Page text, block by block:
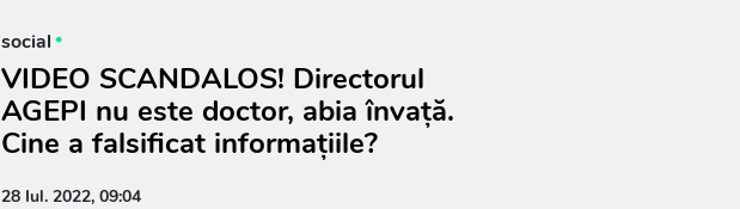
social
VIDEO SCANDALOS! Directorul
AGEPI nu este doctor, abia învață.
Cine a falsificat informațiile?
28 Iul. 2022, 09:04